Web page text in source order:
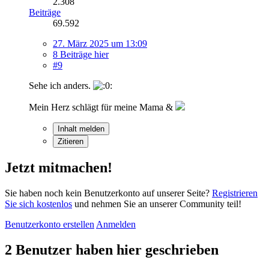
Beiträge
69.592
27. März 2025 um 13:09
8 Beiträge hier
#9
Sehe ich anders.
Mein Herz schlägt für meine Mama &
Inhalt melden
Zitieren
Jetzt mitmachen!
Sie haben noch kein Benutzerkonto auf unserer Seite? Registrieren
Sie sich kostenlos und nehmen Sie an unserer Community teil!
Benutzerkonto erstellen Anmelden
2 Benutzer haben hier geschrieben